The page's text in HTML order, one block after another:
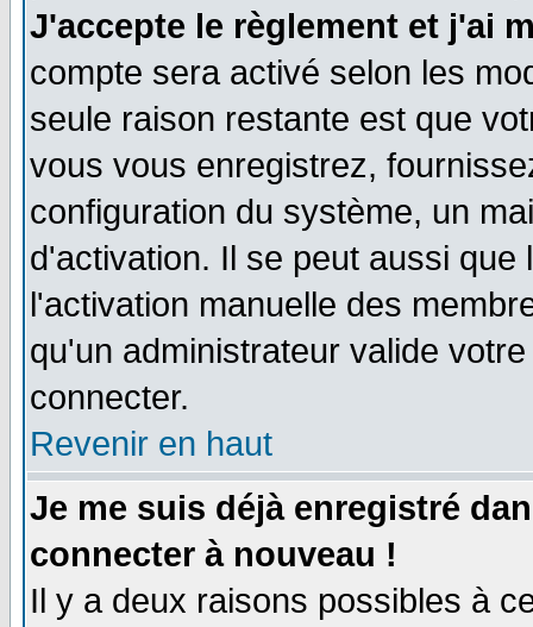
J'accepte le règlement et j'ai
compte sera activé selon les
seule raison restante est que
vous vous enregistrez,
configuration du système, un
d'activation. Il se peut aussi
l'activation manuelle des
qu'un administrateur valide
connecter.
Revenir en haut
Je me suis déjà enregistré
connecter à nouveau !
Il y a deux raisons possibles à